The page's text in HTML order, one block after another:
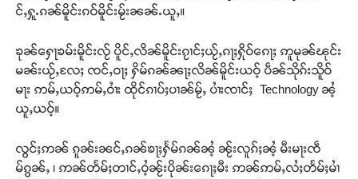
င်ႇႁူႉၵၼ်မိူင်းၵဝ်မိူင်းမႂ်းၼၼ်ႉယူႇ။
ၶုၼ်ႁေႃၶမ်းမိူင်းလႂ် ပိူင်ႇလိၼ်မိူင်းၵႂၢင်ႈယႂ်ႇၵႃႈႁိုဝ်ၵေႃႈ ဢူမုၼ်ၽုင်း
မၼ်းယႂ်ႇလႄႈ ၸင်ႇဝႃႈ ႁိမ်ၵၼ်ၼႃႈလိၼ်မိူင်းယဝ့် ပဵၼ်သိုၵ်းသိူဝ်
မႃး ဢမ်ႇယဝ့်ဢမ်ႇဝၢႆး ထိုင်ၵၢပ်ႈပၢၼ်မႂ်ႇ ပၢႆးၸၢင်ႈ Technology ၼႆ့
ယူႇယဝ့်။
လွင်ႈဢၼ် ၵူၼ်းၼင်ႇၵၼ်ၶႃႈႁႅမ်ၵၼ်ၼႆ့ ၼႂ်းလူၵ်ႈၼႆ့ မီးမႃးၸဵ
မ်ၵွၼ်ႇ ၊ ဢၼ်တႅမ်ႈတၢင်ႇဝႆ့ၼႂ်းပိုၼ်းၵေႃႈမီး ဢၼ်ဢမ်ႇလႆႈတႅမ်ႈမၢႆ